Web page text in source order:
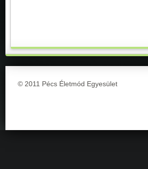
© 2011 Pécs Életmód Egyesület